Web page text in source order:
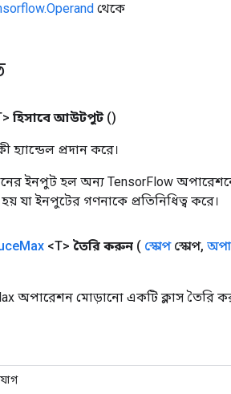
থেকে
হিসাবে আউটপুট ()
হ্যান্ডেল প্রদান করে।
ইনপুট হল অন্য TensorFlow
যা ইনপুটের গণনাকে প্রতিনিধিত্ব করে।
Max <T> তৈরি করুন ( স্কোপস্কোপ,
অপারেশন মোড়ানো একটি ক্লাস তৈরি